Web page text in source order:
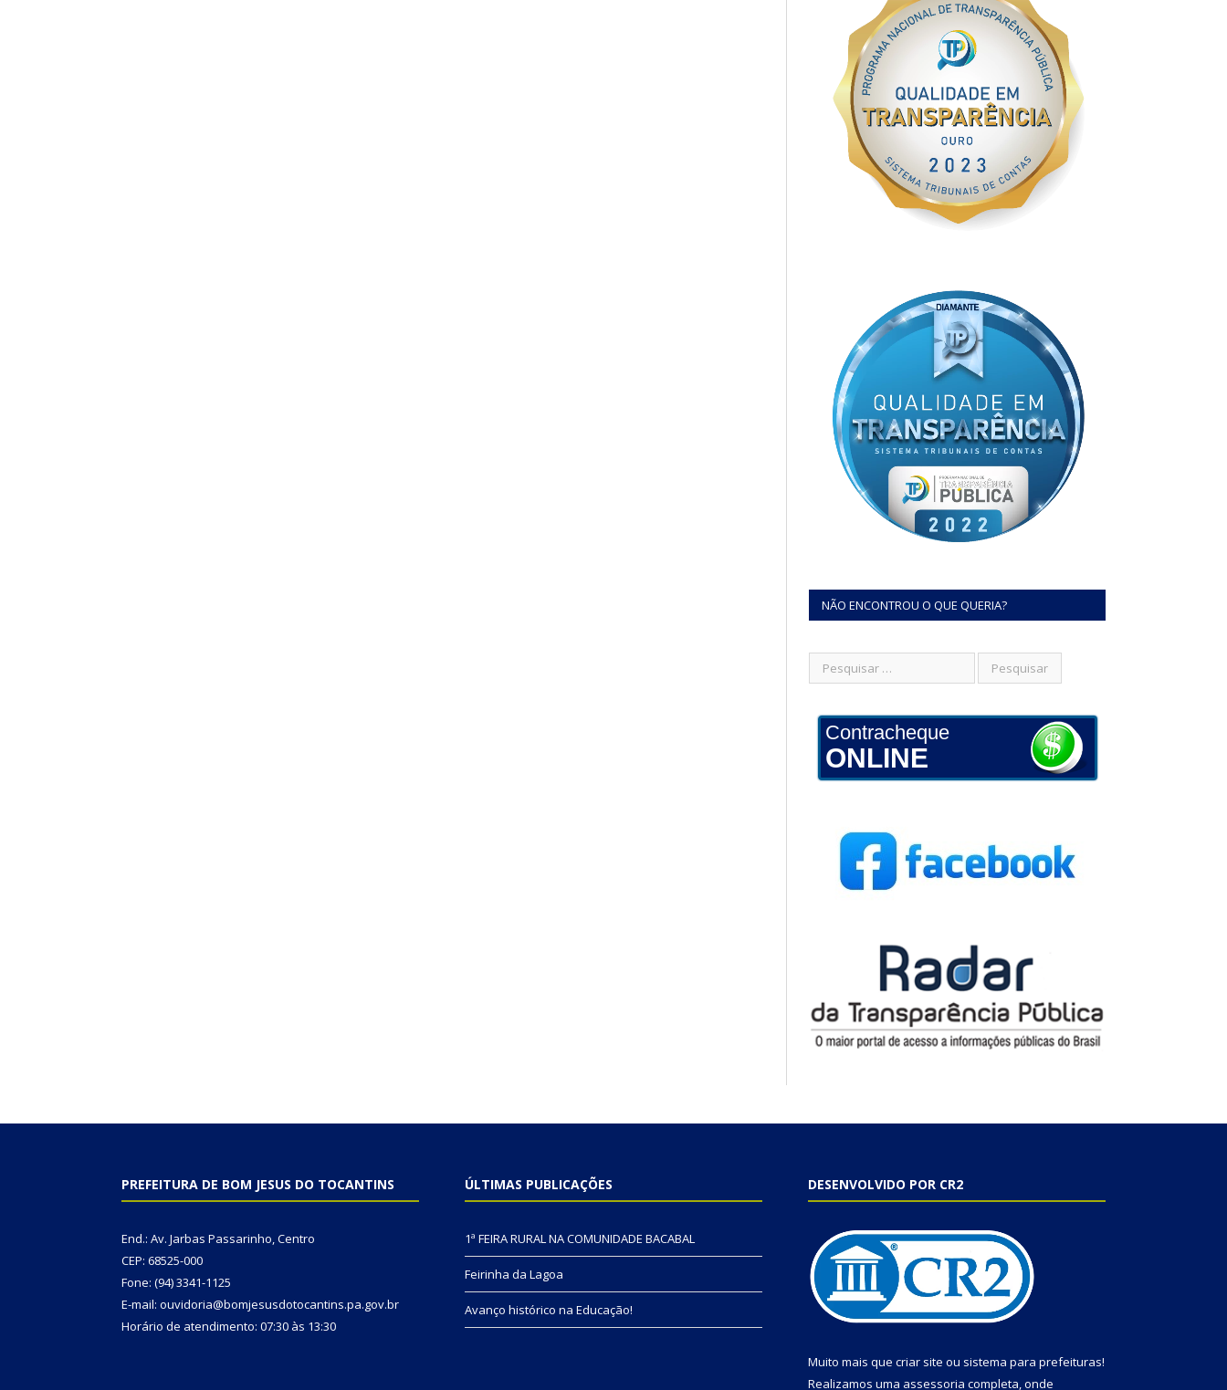
NÃO ENCONTROU O QUE QUERIA?
Contracheque
ONLINE
PREFEITURA DE BOM JESUS DO TOCANTINS
End.: Av. Jarbas Passarinho, Centro
CEP: 68525-000
Fone: (94) 3341-1125
E-mail: ouvidoria@bomjesusdotocantins.pa.gov.br
Horário de atendimento: 07:30 às 13:30
ÚLTIMAS PUBLICAÇÕES
1ª FEIRA RURAL NA COMUNIDADE BACABAL
Feirinha da Lagoa
Avanço histórico na Educação!
DESENVOLVIDO POR CR2
Muito mais que criar site ou sistema para prefeituras!
Realizamos uma assessoria completa, onde